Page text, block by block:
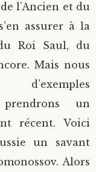
l’Ancien et du
assurer à la
Roi Saul, du
Mais nous
prendrons un
récent. Voici
un savant
Alors